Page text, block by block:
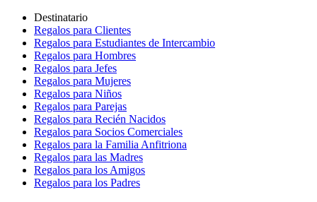
Destinatario
Regalos para Clientes
Regalos para Estudiantes de Intercambio
Regalos para Hombres
Regalos para Jefes
Regalos para Mujeres
Regalos para Niños
Regalos para Parejas
Regalos para Recién Nacidos
Regalos para Socios Comerciales
Regalos para la Familia Anfitriona
Regalos para las Madres
Regalos para los Amigos
Regalos para los Padres